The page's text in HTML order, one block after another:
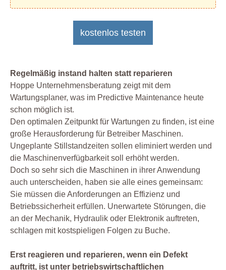
kostenlos testen
Regelmäßig instand halten statt reparieren
Hoppe Unternehmensberatung zeigt mit dem
Wartungsplaner, was im Predictive Maintenance heute
schon möglich ist.
Den optimalen Zeitpunkt für Wartungen zu finden, ist eine
große Herausforderung für Betreiber Maschinen.
Ungeplante Stillstandzeiten sollen eliminiert werden und
die Maschinenverfügbarkeit soll erhöht werden.
Doch so sehr sich die Maschinen in ihrer Anwendung
auch unterscheiden, haben sie alle eines gemeinsam:
Sie müssen die Anforderungen an Effizienz und
Betriebssicherheit erfüllen. Unerwartete Störungen, die
an der Mechanik, Hydraulik oder Elektronik auftreten,
schlagen mit kostspieligen Folgen zu Buche.
Erst reagieren und reparieren, wenn ein Defekt
auftritt, ist unter betriebswirtschaftlichen